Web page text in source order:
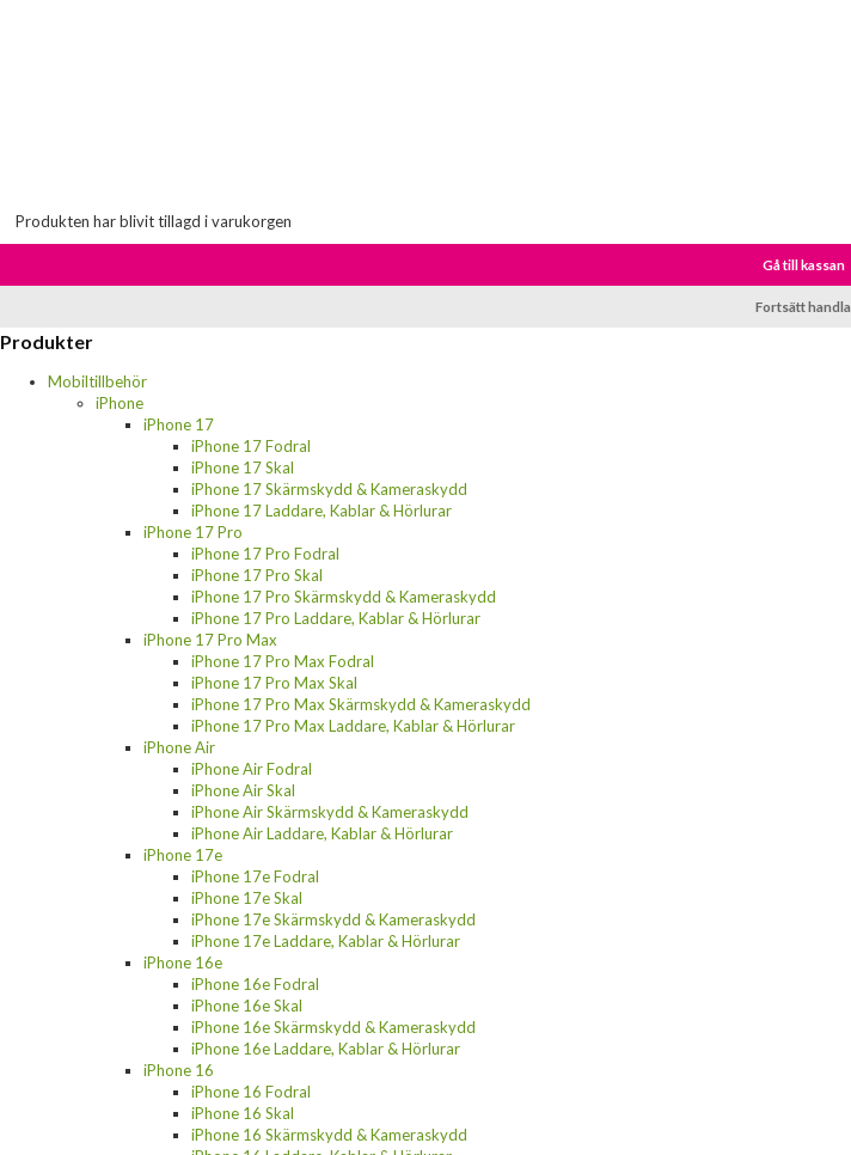
Produkten har blivit tillagd i varukorgen
Gå till kassan
Fortsätt handla
Produkter
Mobiltillbehör
iPhone
iPhone 17
iPhone 17 Fodral
iPhone 17 Skal
iPhone 17 Skärmskydd & Kameraskydd
iPhone 17 Laddare, Kablar & Hörlurar
iPhone 17 Pro
iPhone 17 Pro Fodral
iPhone 17 Pro Skal
iPhone 17 Pro Skärmskydd & Kameraskydd
iPhone 17 Pro Laddare, Kablar & Hörlurar
iPhone 17 Pro Max
iPhone 17 Pro Max Fodral
iPhone 17 Pro Max Skal
iPhone 17 Pro Max Skärmskydd & Kameraskydd
iPhone 17 Pro Max Laddare, Kablar & Hörlurar
iPhone Air
iPhone Air Fodral
iPhone Air Skal
iPhone Air Skärmskydd & Kameraskydd
iPhone Air Laddare, Kablar & Hörlurar
iPhone 17e
iPhone 17e Fodral
iPhone 17e Skal
iPhone 17e Skärmskydd & Kameraskydd
iPhone 17e Laddare, Kablar & Hörlurar
iPhone 16e
iPhone 16e Fodral
iPhone 16e Skal
iPhone 16e Skärmskydd & Kameraskydd
iPhone 16e Laddare, Kablar & Hörlurar
iPhone 16
iPhone 16 Fodral
iPhone 16 Skal
iPhone 16 Skärmskydd & Kameraskydd